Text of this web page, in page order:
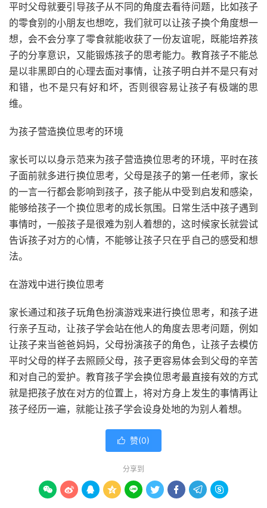
平时父母就要引导孩子从不同的角度去看待问题，比如孩子
的零食别的小朋友也想吃，我们就可以让孩子换个角度想一
想，会不会分享了零食就能收获了一份友谊呢，既能培养孩
子的分享意识，又能锻炼孩子的思考能力。教育孩子不能总
是以非黑即白的心理去面对事情，让孩子明白并不是只有对
和错，也不是只有好和坏，否则很容易让孩子有极端的思
维。
为孩子营造换位思考的环境
家长可以以身示范来为孩子营造换位思考的环境，平时在孩
子面前就多进行换位思考，父母是孩子的第一任老师，家长
的一言一行都会影响到孩子，孩子能从中受到启发和感染，
能够给孩子一个换位思考的成长氛围。日常生活中孩子遇到
事情时，一般孩子是很难为别人着想的，这时候家长就尝试
告诉孩子对方的心情，不能够让孩子只在乎自己的感受和想
法。
在游戏中进行换位思考
家长通过和孩子玩角色扮演游戏来进行换位思考，和孩子进
行亲子互动，让孩子学会站在他人的角度去思考问题，例如
让孩子来当爸爸妈妈，父母扮演孩子的角色，让孩子去模仿
平时父母的样子去照顾父母，孩子更容易体会到父母的辛苦
和对自己的爱护。教育孩子学会换位思考最直接有效的方式
就是把孩子放在对方的位置上，将对方身上发生的事情再让
孩子经历一遍，就能让孩子学会设身处地的为别人着想。
 赞(0)
分享到
        